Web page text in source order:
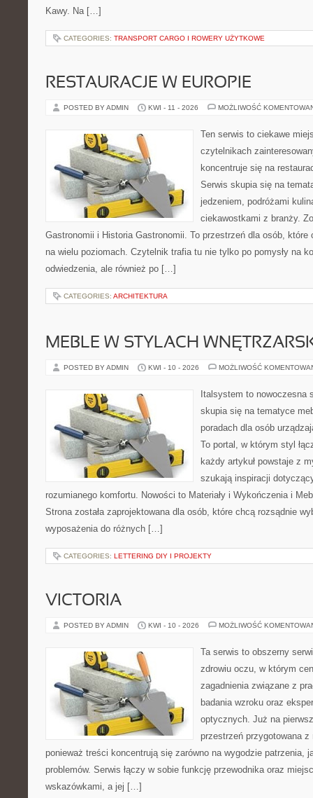
Kawy. Na […]
CATEGORIES: TRANSPORT CARGO I ROWERY UŻYTKOWE
RESTAURACJE W EUROPIE
POSTED BY ADMIN KWI - 11 - 2026 MOŻLIWOŚĆ
Ten serwis to ciekawe
czytelnikach
koncentruje się na
Serwis skupia się na
jedzeniem, podróżami
ciekawostkami z branży.
Gastronomii i Historia Gastronomii. To przestrzeń dla osób, które
na wielu poziomach. Czytelnik trafia tu nie tylko po pomysły na
odwiedzenia, ale również po […]
CATEGORIES: ARCHITEKTURA
MEBLE W STYLACH
POSTED BY ADMIN KWI - 10 - 2026 MOŻLIWOŚĆ
Italsystem to nowoczesna
skupia się na tematyce
poradach dla osób
To portal, w którym styl
każdy artykuł powstaje z
szukają inspiracji
rozumianego komfortu. Nowości to Materiały i Wykończenia i
Strona została zaprojektowana dla osób, które chcą rozsądnie
wyposażenia do różnych […]
CATEGORIES: LETTERING DIY I PROJEKTY
VICTORIA
POSTED BY ADMIN KWI - 10 - 2026 MOŻLIWOŚĆ
Ta serwis to obszerny
zdrowiu oczu, w którym
zagadnienia związane z
badania wzroku oraz
optycznych. Już na
przestrzeń przygotowana
ponieważ treści koncentrują się zarówno na wygodzie patrzenia,
problemów. Serwis łączy w sobie funkcję przewodnika oraz
wskazówkami, a jej […]